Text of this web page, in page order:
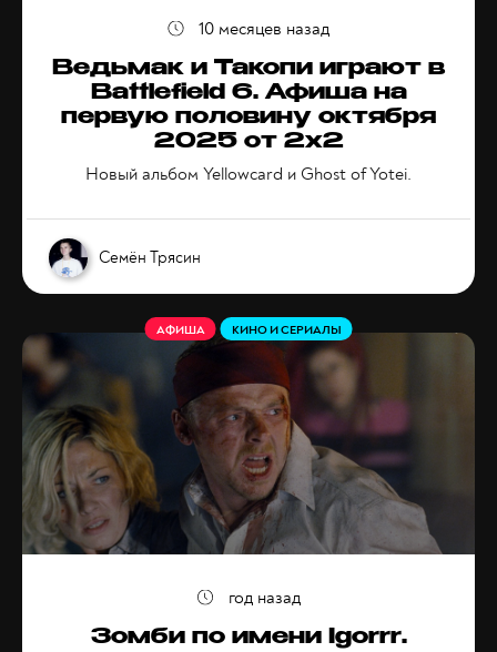
Ведьмак и Такопи играют в
Battlefield 6. Афиша на
первую половину октября
2025 от 2x2
Новый альбом Yellowcard и Ghost of Yotei.
Семён Трясин
10 месяцев назад
Зомби по имени Igorrr.
АФИША КИНО И СЕРИАЛЫ
год назад